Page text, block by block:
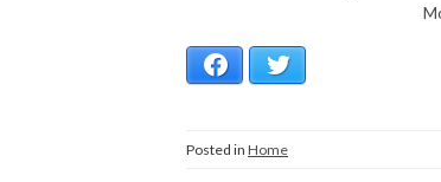
Facebook
Posted in Home